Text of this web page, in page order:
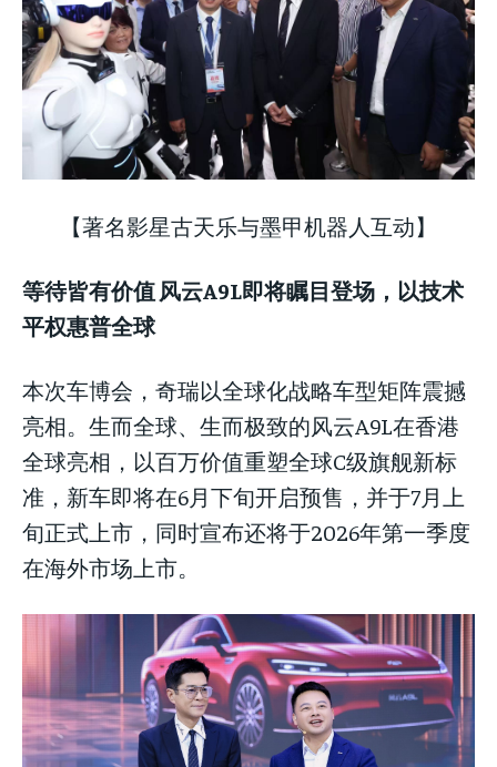
【著名影星古天乐与墨甲机器人互动】
等待皆有价值 风云A9L即将瞩目登场，以技术
平权惠普全球
本次车博会，奇瑞以全球化战略车型矩阵震撼
亮相。生而全球、生而极致的风云A9L在香港
全球亮相，以百万价值重塑全球C级旗舰新标
准，新车即将在6月下旬开启预售，并于7月上
旬正式上市，同时宣布还将于2026年第一季度
在海外市场上市。